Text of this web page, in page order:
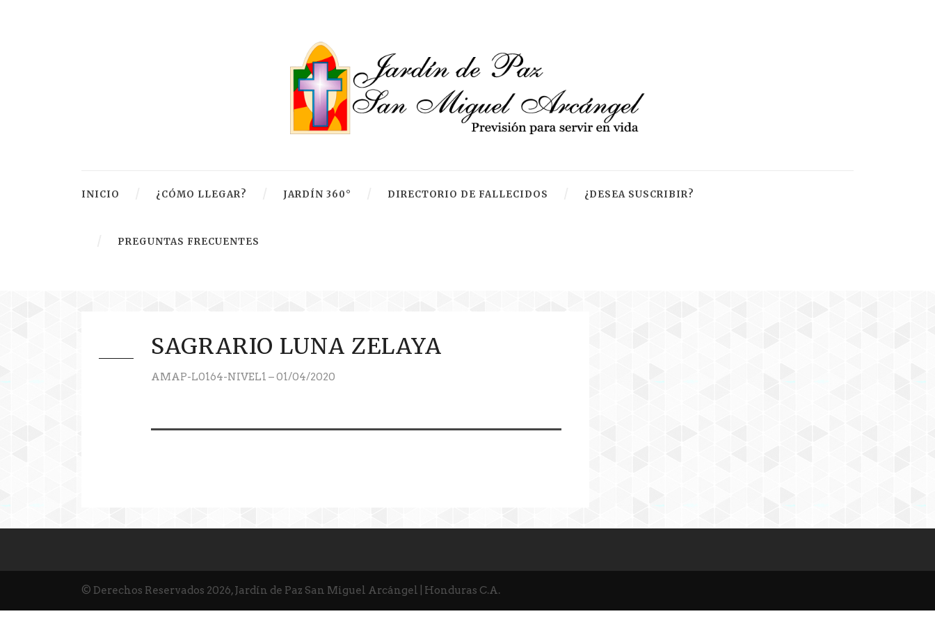
INICIO ¿CÓMO LLEGAR? JARDÍN 360° DIRECTORIO DE FALLECIDOS ¿DESEA SUSCRIBIR?
PREGUNTAS FRECUENTES
SAGRARIO LUNA ZELAYA
AMAP-L0164-NIVEL1 – 01/04/2020
© Derechos Reservados 2026, Jardín de Paz San Miguel Arcángel | Honduras C.A.